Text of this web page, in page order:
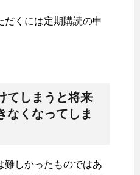
くには定期購読の申
てしまうと将来
なくなってしま
難しかったものではあ